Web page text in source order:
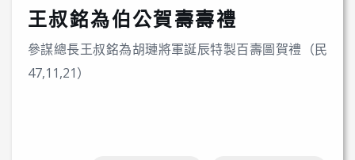
王叔銘為伯公賀壽壽禮
參謀總長王叔銘為胡璉將軍誕辰特製百壽圖賀禮（民
47,11,21）